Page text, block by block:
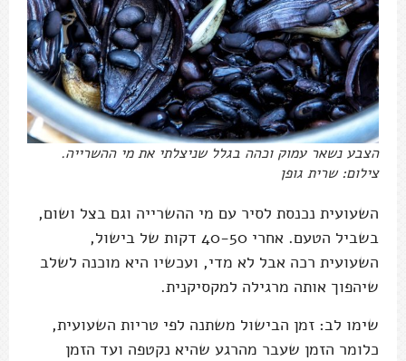
הצבע נשאר עמוק וכהה בגלל שניצלתי את מי ההשרייה.
צילום: שרית גופן
השעועית נכנסת לסיר עם מי ההשרייה וגם בצל ושום,
בשביל הטעם. אחרי 40-50 דקות של בישול,
השעועית רכה אבל לא מדי, ועכשיו היא מוכנה לשלב
שיהפוך אותה מרגילה למקסיקנית.
שימו לב: זמן הבישול משתנה לפי טריות השעועית,
כלומר הזמן שעבר מהרגע שהיא נקטפה ועד הזמן